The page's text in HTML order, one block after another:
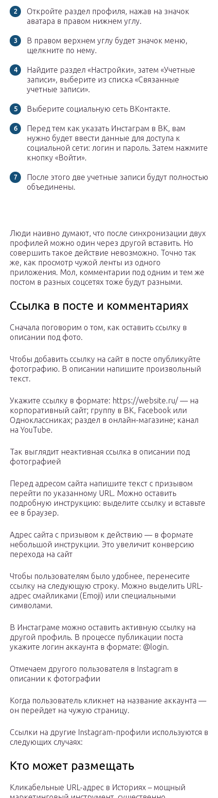
Откройте раздел профиля, нажав на значок
аватара в правом нижнем углу.
В правом верхнем углу будет значок меню,
щелкните по нему.
Найдите раздел «Настройки», затем «Учетные
записи», выберите из списка «Связанные
учетные записи».
Выберите социальную сеть ВКонтакте.
Перед тем как указать Инстаграм в ВК, вам
нужно будет ввести данные для доступа к
социальной сети: логин и пароль. Затем нажмите
кнопку «Войти».
После этого две учетные записи будут полностью
объединены.
Люди наивно думают, что после синхронизации двух
профилей можно один через другой вставить. Но
совершить такое действие невозможно. Точно так
же, как просмотр чужой ленты из одного
приложения. Мол, комментарии под одним и тем же
постом в разных соцсетях тоже будут разными.
Ссылка в посте и комментариях
Сначала поговорим о том, как оставить ссылку в
описании под фото.
Чтобы добавить ссылку на сайт в посте опубликуйте
фотографию. В описании напишите произвольный
текст.
Укажите ссылку в формате: https://website.ru/ — на
корпоративный сайт; группу в ВК, Facebook или
Одноклассниках; раздел в онлайн-магазине; канал
на YouTube.
Так выглядит неактивная ссылка в описании под
фотографией
Перед адресом сайта напишите текст с призывом
перейти по указанному URL. Можно оставить
подробную инструкцию: выделите ссылку и вставьте
ее в браузер.
Адрес сайта с призывом к действию — в формате
небольшой инструкции. Это увеличит конверсию
перехода на сайт
Чтобы пользователям было удобнее, перенесите
ссылку на следующую строку. Можно выделить URL-
адрес смайликами (Emoji) или специальными
символами.
В Инстаграме можно оставить активную ссылку на
другой профиль. В процессе публикации поста
укажите логин аккаунта в формате: @login.
Отмечаем другого пользователя в Instagram в
описании к фотографии
Когда пользователь кликнет на название аккаунта —
он перейдет на чужую страницу.
Ссылки на другие Instagram-профили используются в
следующих случаях:
Кто может размещать
Кликабельные URL-адрес в Историях – мощный